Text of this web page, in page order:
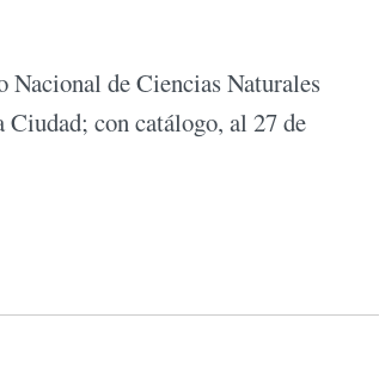
Nacional de Ciencias Naturales
con catálogo, al 27 de